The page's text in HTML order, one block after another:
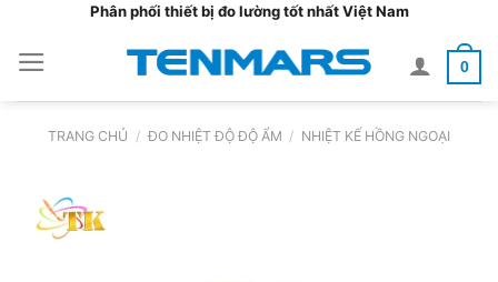
nội
dung
Phân phối thiết bị đo lường tốt nhất Việt Nam
0
TRANG CHỦ / ĐO NHIỆT ĐỘ ĐỘ ẨM / NHIỆT KẾ HỒNG NGOẠI